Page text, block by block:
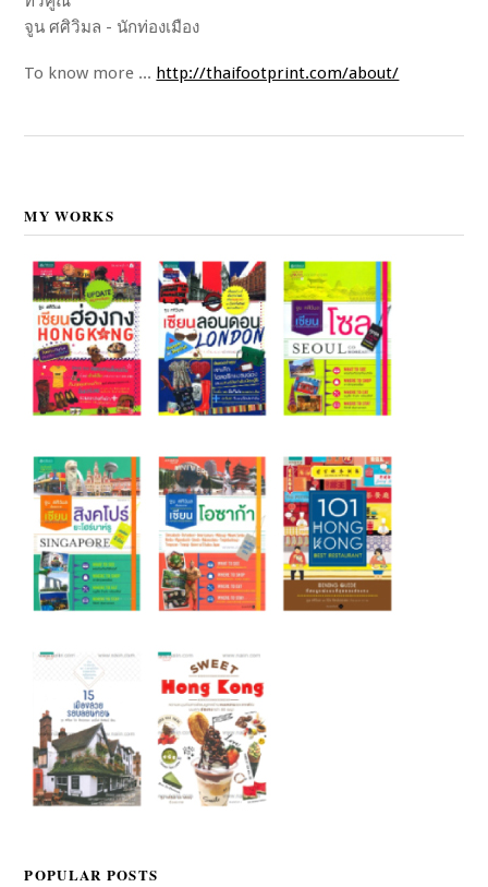
จูน ศศิวิมล - นักท่องเมือง
To know more ... http://thaifootprint.com/about/
MY WORKS
POPULAR POSTS